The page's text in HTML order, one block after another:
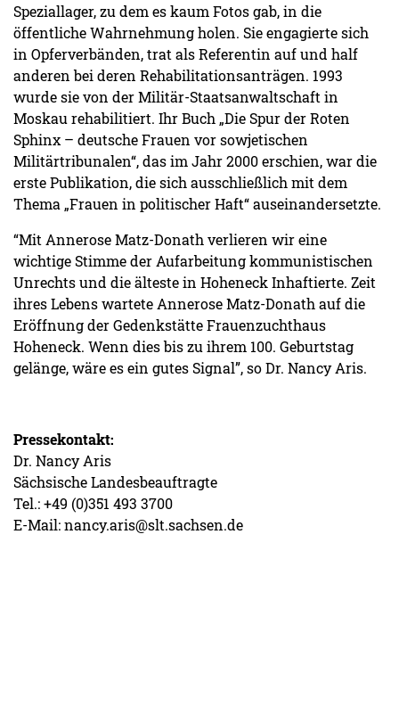
Speziallager, zu dem es kaum Fotos gab, in die
öffentliche Wahrnehmung holen. Sie engagierte sich
in Opferverbänden, trat als Referentin auf und half
anderen bei deren Rehabilitationsanträgen. 1993
wurde sie von der Militär-Staatsanwaltschaft in
Moskau rehabilitiert. Ihr Buch „Die Spur der Roten
Sphinx – deutsche Frauen vor sowjetischen
Militärtribunalen“, das im Jahr 2000 erschien, war die
erste Publikation, die sich ausschließlich mit dem
Thema „Frauen in politischer Haft“ auseinandersetzte.
“Mit Annerose Matz-Donath verlieren wir eine
wichtige Stimme der Aufarbeitung kommunistischen
Unrechts und die älteste in Hoheneck Inhaftierte. Zeit
ihres Lebens wartete Annerose Matz-Donath auf die
Eröffnung der Gedenkstätte Frauenzuchthaus
Hoheneck. Wenn dies bis zu ihrem 100. Geburtstag
gelänge, wäre es ein gutes Signal”, so Dr. Nancy Aris.
Pressekontakt:
Dr. Nancy Aris
Sächsische Landesbeauftragte
Tel.: +49 (0)351 493 3700
E-Mail: nancy.aris@slt.sachsen.de